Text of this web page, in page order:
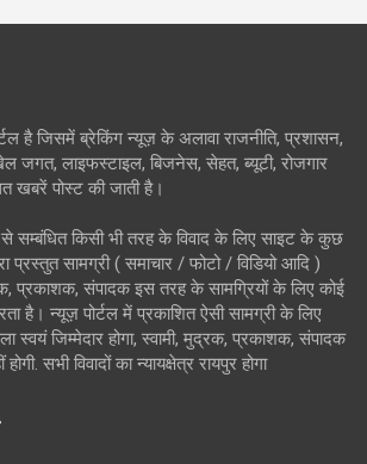
है जिसमें ब्रेकिंग न्यूज़ के अलावा राजनीति, प्रशासन,
जगत, लाइफस्टाइल, बिजनेस, सेहत, ब्यूटी, रोजगार
खबरें पोस्ट की जाती है।
सम्बंधित किसी भी तरह के विवाद के लिए साइट के कुछ
प्रस्तुत सामग्री ( समाचार / फोटो / विडियो आदि )
प्रकाशक, संपादक इस तरह के सामग्रियों के लिए कोई
है। न्यूज़ पोर्टल में प्रकाशित ऐसी सामग्री के लिए
स्वयं जिम्मेदार होगा, स्वामी, मुद्रक, प्रकाशक, संपादक
सभी विवादों का न्यायक्षेत्र रायपुर होगा